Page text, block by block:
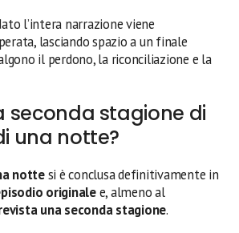
l’intera narrazione viene
lasciando spazio a un finale
il perdono, la riconciliazione e la
seconda stagione di
una notte?
nottesi è conclusa definitivamente in
originalee, almeno al
una seconda stagione.